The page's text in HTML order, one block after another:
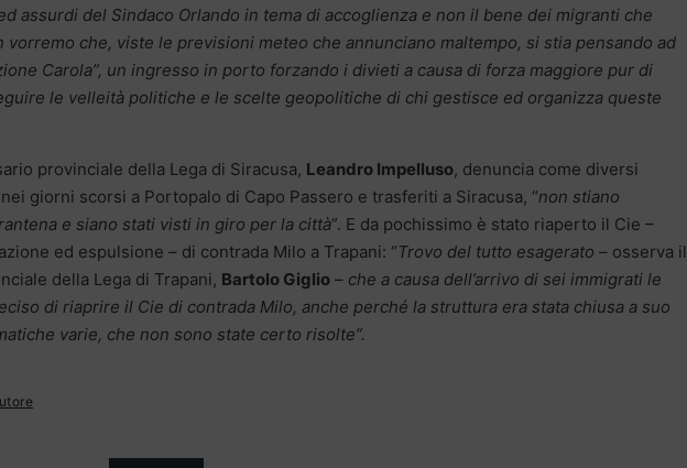
assurdi del Sindaco Orlando in tema di accoglienza e non il bene dei migranti che
vorremo che, viste le previsioni meteo che annunciano maltempo, si stia pensando ad
Carola”, un ingresso in porto forzando i divieti a causa di forza maggiore pur di
le velleità politiche e le scelte geopolitiche di chi gestisce ed organizza queste
provinciale della Lega di Siracusa, Leandro Impelluso, denuncia come diversi
giorni scorsi a Portopalo di Capo Passero e trasferiti a Siracusa, “non stiano
e siano stati visti in giro per la città”. E da pochissimo è stato riaperto il Cie –
ed espulsione – di contrada Milo a Trapani: “Trovo del tutto esagerato – osserva il
della Lega di Trapani, Bartolo Giglio – che a causa dell’arrivo di sei immigrati le
di riaprire il Cie di contrada Milo, anche perché la struttura era stata chiusa a suo
varie, che non sono state certo risolte”.